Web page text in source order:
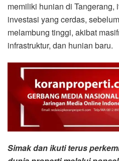
memiliki hunian di Tangerang,
investasi yang cerdas,
melambung tinggi, akibat
infrastruktur, dan hunian baru.
Simak dan ikuti terus